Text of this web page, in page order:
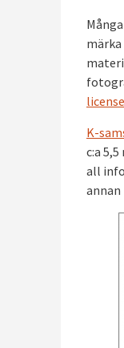
K-
c:a
all
annan